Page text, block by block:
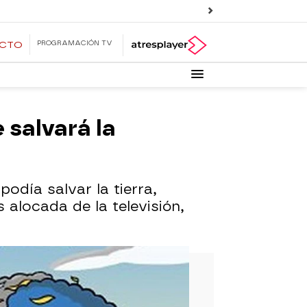
PROGRAMACIÓN TV
salvará la
salvar la tierra,
alocada de la televisión,